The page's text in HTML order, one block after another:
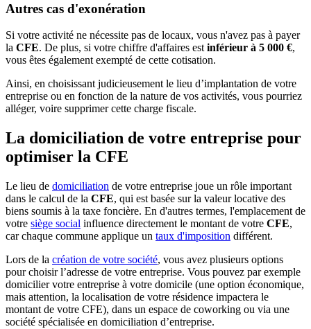
Autres cas d'exonération
Si votre activité ne nécessite pas de locaux, vous n'avez pas à payer
la CFE. De plus, si votre chiffre d'affaires est inférieur à 5 000 €,
vous êtes également exempté de cette cotisation.
Ainsi, en choisissant judicieusement le lieu d’implantation de votre
entreprise ou en fonction de la nature de vos activités, vous pourriez
alléger, voire supprimer cette charge fiscale.
La domiciliation de votre entreprise pour
optimiser la CFE
Le lieu de domiciliation de votre entreprise joue un rôle important
dans le calcul de la CFE, qui est basée sur la valeur locative des
biens soumis à la taxe foncière. En d'autres termes, l'emplacement de
votre siège social influence directement le montant de votre CFE,
car chaque commune applique un taux d'imposition différent.
Lors de la création de votre société, vous avez plusieurs options
pour choisir l’adresse de votre entreprise. Vous pouvez par exemple
domicilier votre entreprise à votre domicile (une option économique,
mais attention, la localisation de votre résidence impactera le
montant de votre CFE), dans un espace de coworking ou via une
société spécialisée en domiciliation d’entreprise.